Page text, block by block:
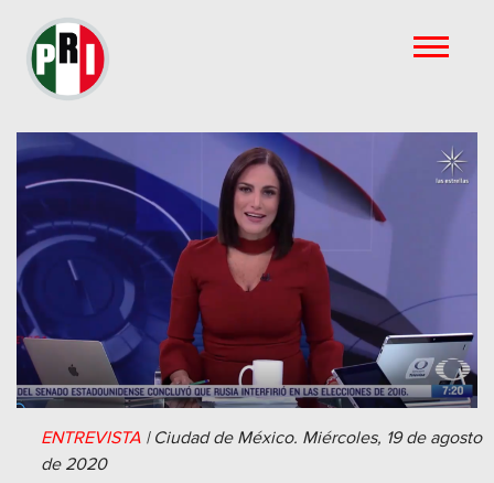
ENTREVISTA | Ciudad de México. Miércoles, 19 de agosto
de 2020